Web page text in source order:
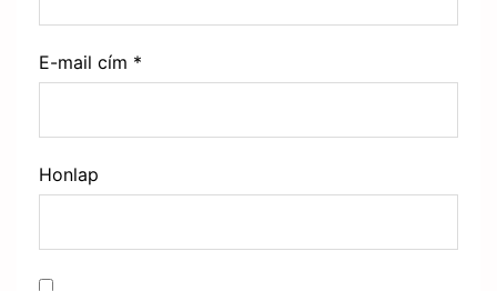
E-mail cím *
Honlap